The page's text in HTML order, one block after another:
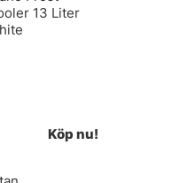
13 Liter
Köp nu!